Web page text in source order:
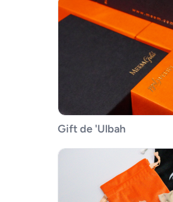
Gift de 'Ulbah